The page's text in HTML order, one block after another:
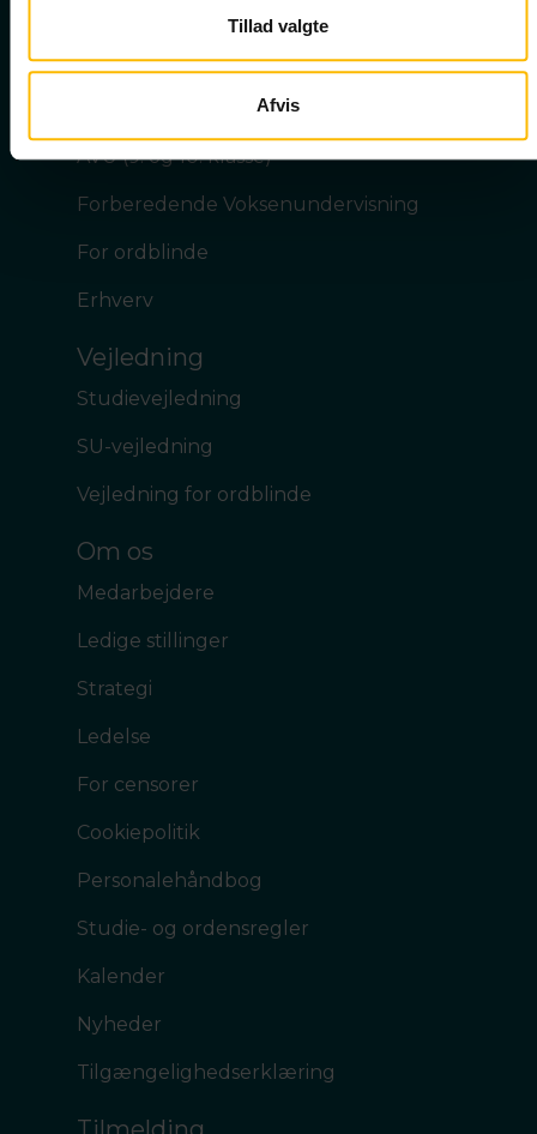
Tillad valgte
Afvis
2-årig STX
AVU (9. og 10. klasse)
Forberedende Voksenundervisning
For ordblinde
Erhverv
Vejledning
Studievejledning
SU-vejledning
Vejledning for ordblinde
Om os
Medarbejdere
Ledige stillinger
Strategi
Ledelse
For censorer
Cookiepolitik
Personalehåndbog
Studie- og ordensregler
Kalender
Nyheder
Tilgængelighedserklæring